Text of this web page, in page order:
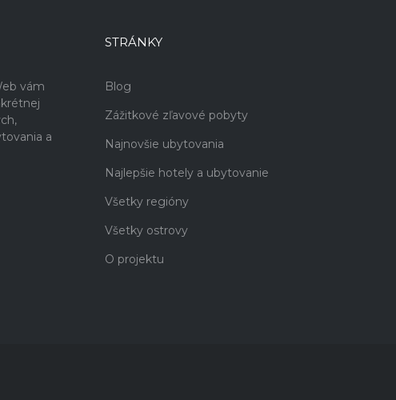
vám
a
STRÁNKY
Blog
Zážitkové zľavové pobyty
Najnovšie ubytovania
Najlepšie hotely a ubytovanie
Všetky regióny
Všetky ostrovy
O projektu